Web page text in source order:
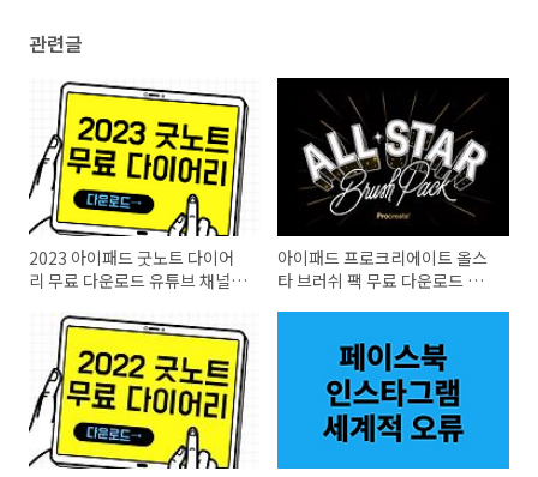
관련글
2023 아이패드 굿노트 다이어
리 무료 다운로드 유튜브 채널
아이패드 프로크리에이트 올스
타 브러쉬 팩 무료 다운로드 방